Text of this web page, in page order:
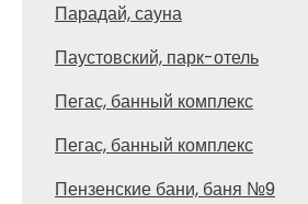
Парадай, сауна
Паустовский, парк-отель
Пегас, банный комплекс
Пегас, банный комплекс
Пензенские бани, баня №9